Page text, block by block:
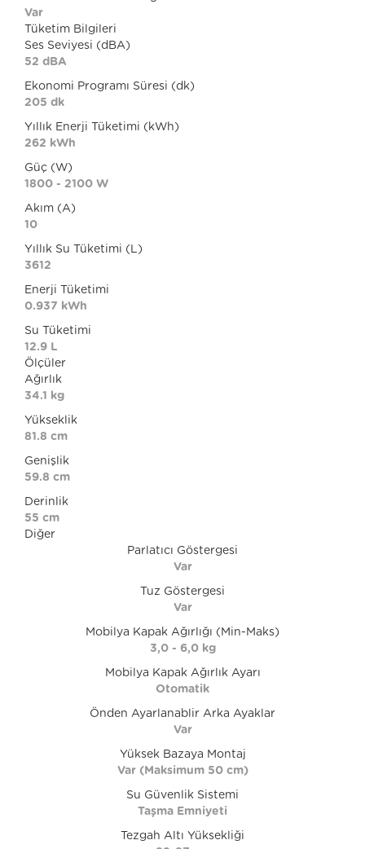
Var
Tüketim Bilgileri
Ses Seviyesi (dBA)
52 dBA
Ekonomi Programı Süresi (dk)
205 dk
Yıllık Enerji Tüketimi (kWh)
262 kWh
Güç (W)
1800 - 2100 W
Akım (A)
10
Yıllık Su Tüketimi (L)
3612
Enerji Tüketimi
0.937 kWh
Su Tüketimi
12.9 L
Ölçüler
Ağırlık
34.1 kg
Yükseklik
81.8 cm
Genişlik
59.8 cm
Derinlik
55 cm
Diğer
Parlatıcı Göstergesi
Var
Tuz Göstergesi
Var
Mobilya Kapak Ağırlığı (Min-Maks)
3,0 - 6,0 kg
Mobilya Kapak Ağırlık Ayarı
Otomatik
Önden Ayarlanablir Arka Ayaklar
Var
Yüksek Bazaya Montaj
Var (Maksimum 50 cm)
Su Güvenlik Sistemi
Taşma Emniyeti
Tezgah Altı Yüksekliği